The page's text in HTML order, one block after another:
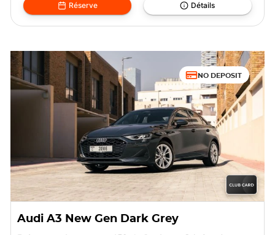
Réserve Détails
NO DEPOSIT
Audi A3 New Gen Dark Grey